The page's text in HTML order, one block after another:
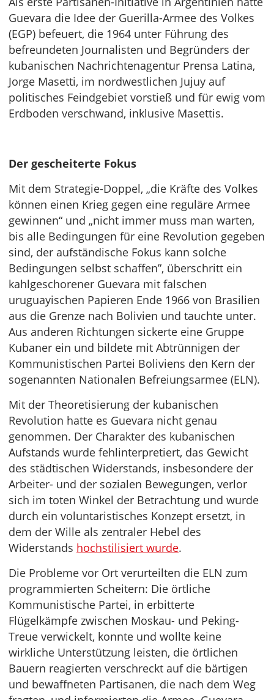
Guevara die Idee der Guerilla-Armee des Volkes
(EGP) befeuert, die 1964 unter Führung des
befreundeten Journalisten und Begründers der
kubanischen Nachrichtenagentur Prensa Latina,
Jorge Masetti, im nordwestlichen Jujuy auf
politisches Feindgebiet vorstieß und für ewig vom
Erdboden verschwand, inklusive Masettis.
Der gescheiterte Fokus
Mit dem Strategie-Doppel, „die Kräfte des Volkes
können einen Krieg gegen eine reguläre Armee
gewinnen“ und „nicht immer muss man warten,
bis alle Bedingungen für eine Revolution gegeben
sind, der aufständische Fokus kann solche
Bedingungen selbst schaffen”, überschritt ein
kahlgeschorener Guevara mit falschen
uruguayischen Papieren Ende 1966 von Brasilien
aus die Grenze nach Bolivien und tauchte unter.
Aus anderen Richtungen sickerte eine Gruppe
Kubaner ein und bildete mit Abtrünnigen der
Kommunistischen Partei Boliviens den Kern der
sogenannten Nationalen Befreiungsarmee (ELN).
Mit der Theoretisierung der kubanischen
Revolution hatte es Guevara nicht genau
genommen. Der Charakter des kubanischen
Aufstands wurde fehlinterpretiert, das Gewicht
des städtischen Widerstands, insbesondere der
Arbeiter- und der sozialen Bewegungen, verlor
sich im toten Winkel der Betrachtung und wurde
durch ein voluntaristisches Konzept ersetzt, in
dem der Wille als zentraler Hebel des
Widerstands hochstilisiert wurde.
Die Probleme vor Ort verurteilten die ELN zum
programmierten Scheitern: Die örtliche
Kommunistische Partei, in erbitterte
Flügelkämpfe zwischen Moskau- und Peking-
Treue verwickelt, konnte und wollte keine
wirkliche Unterstützung leisten, die örtlichen
Bauern reagierten verschreckt auf die bärtigen
und bewaffneten Partisanen, die nach dem Weg